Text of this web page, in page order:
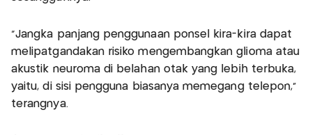
"Jangka panjang penggunaan ponsel kira-kira dapat
melipatgandakan risiko mengembangkan glioma atau
akustik neuroma di belahan otak yang lebih terbuka,
yaitu, di sisi pengguna biasanya memegang telepon,"
terangnya.